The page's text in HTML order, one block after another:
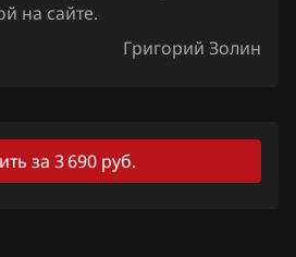
на сайте.
Григорий Золин
за 3 690 руб.